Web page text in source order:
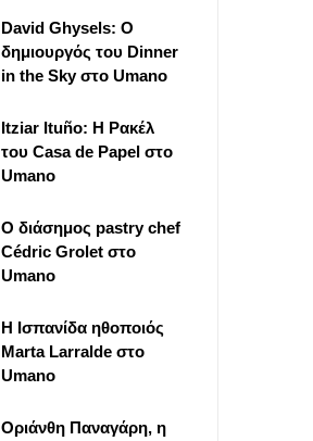
David Ghysels: Ο
δημιουργός του Dinner
in the Sky στο Umano
Itziar Ituño: Η Ρακέλ
του Casa de Papel στο
Umano
Ο διάσημος pastry chef
Cédric Grolet στο
Umano
Η Ισπανίδα ηθοποιός
Marta Larralde στο
Umano
Οριάνθη Παναγάρη, η